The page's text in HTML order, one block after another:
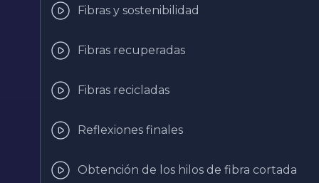
Fibras y sostenibilidad
Fibras recuperadas
Fibras recicladas
Reflexiones finales
Obtención de los hilos de fibra cortada